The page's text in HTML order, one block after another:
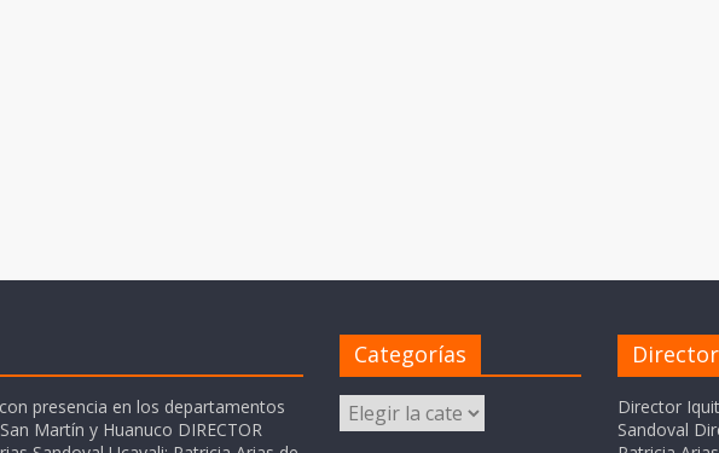
presencia en los departamentos
Martín y Huanuco DIRECTOR
Categorías
Categorías
Director
Sandoval